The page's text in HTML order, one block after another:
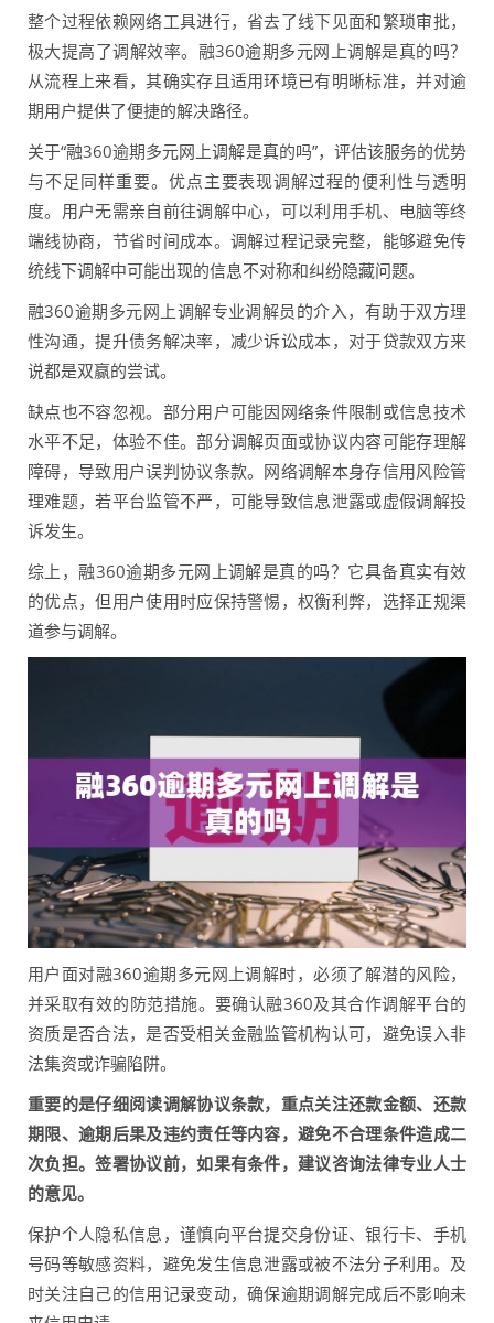
整个过程依赖网络工具进行，省去了线下见面和繁琐审批，
极大提高了调解效率。融360逾期多元网上调解是真的吗？
从流程上来看，其确实存且适用环境已有明晰标准，并对逾
期用户提供了便捷的解决路径。
关于“融360逾期多元网上调解是真的吗”，评估该服务的优势
与不足同样重要。优点主要表现调解过程的便利性与透明
度。用户无需亲自前往调解中心，可以利用手机、电脑等终
端线协商，节省时间成本。调解过程记录完整，能够避免传
统线下调解中可能出现的信息不对称和纠纷隐藏问题。
融360逾期多元网上调解专业调解员的介入，有助于双方理
性沟通，提升债务解决率，减少诉讼成本，对于贷款双方来
说都是双赢的尝试。
缺点也不容忽视。部分用户可能因网络条件限制或信息技术
水平不足，体验不佳。部分调解页面或协议内容可能存理解
障碍，导致用户误判协议条款。网络调解本身存信用风险管
理难题，若平台监管不严，可能导致信息泄露或虚假调解投
诉发生。
综上，融360逾期多元网上调解是真的吗？它具备真实有效
的优点，但用户使用时应保持警惕，权衡利弊，选择正规渠
道参与调解。
用户面对融360逾期多元网上调解时，必须了解潜的风险，
并采取有效的防范措施。要确认融360及其合作调解平台的
资质是否合法，是否受相关金融监管机构认可，避免误入非
法集资或诈骗陷阱。
重要的是仔细阅读调解协议条款，重点关注还款金额、还款
期限、逾期后果及违约责任等内容，避免不合理条件造成二
次负担。签署协议前，如果有条件，建议咨询法律专业人士
的意见。
保护个人隐私信息，谨慎向平台提交身份证、银行卡、手机
号码等敏感资料，避免发生信息泄露或被不法分子利用。及
时关注自己的信用记录变动，确保逾期调解完成后不影响未